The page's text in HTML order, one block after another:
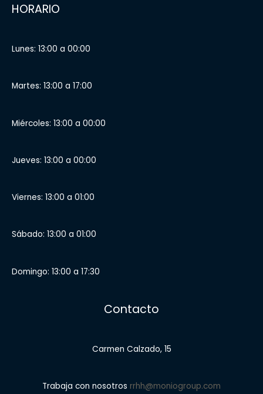
HORARIO
Lunes: 13:00 a 00:00
Martes: 13:00 a 17:00
Miércoles: 13:00 a 00:00
Jueves: 13:00 a 00:00
Viernes: 13:00 a 01:00
Sábado: 13:00 a 01:00
Domingo: 13:00 a 17:30
Contacto
Carmen Calzado, 15
Trabaja con nosotros rrhh@moniogroup.com